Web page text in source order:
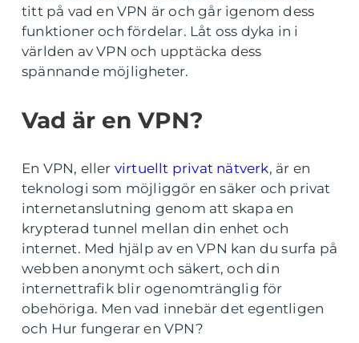
titt på vad en VPN är och går igenom dess
funktioner och fördelar. Låt oss dyka in i
världen av VPN och upptäcka dess
spännande möjligheter.
Vad är en VPN?
En VPN, eller virtuellt privat nätverk, är en
teknologi som möjliggör en säker och privat
internetanslutning genom att skapa en
krypterad tunnel mellan din enhet och
internet. Med hjälp av en VPN kan du surfa på
webben anonymt och säkert, och din
internettrafik blir ogenomtränglig för
obehöriga. Men vad innebär det egentligen
och Hur fungerar en VPN?